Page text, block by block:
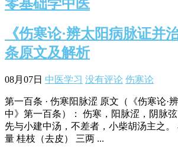
零基础学中医
《伤寒论·辨太阳病脉证并
条原文及解析
08月07日 中医学习 没有评论 伤寒论
第一百条 · 伤寒阳脉涩 原文（《伤寒论·
中》第一百条）： 伤寒，阳脉涩，阴脉弦
先与小建中汤，不差者，小柴胡汤主之。
量 桂枝（去皮） 三两 ...